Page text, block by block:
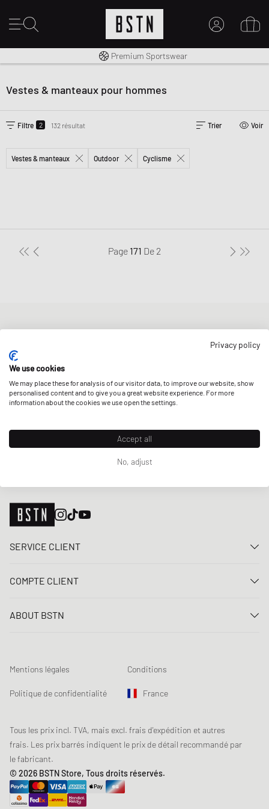
CRÉER UN COMPTE
Livraison gratuite dès 100€
Premium Sportswear
Vestes & manteaux pour hommes
Filtre 2 132 résultat Trier Voir
Vestes & manteaux Outdoor Cyclisme
Page 171 De 2
Bénéficiez d'une 5% remise de bienvenue et des Updates sur les
Raffles et les New Arrivals. Inscrivez-vous dès maintenant!
Adresse e-mail
INSCRIS-TOI
SERVICE CLIENT
FAQ
Loyalty Program
Sécurité des produits
COMPTE CLIENT
Créer un compte
Abonnement à la newsletter
Suivi des données
ABOUT BSTN
Chronicles
Sustainability
Réduction pour étudiants: Unidays
Réduction pour étudiants: Studentbeans
Réduction pour étudiants: EDiU
Mentions légales Conditions
Politique de confidentialité France
Tous les prix incl. TVA, mais excl. frais d'expédition et autres
frais. Les prix barrés indiquent le prix de détail recommandé par
le fabricant.
© 2026 BSTN Store, Tous droits réservés.
Privacy policy
We use cookies
We may place these for analysis of our visitor data, to improve our website, show
personalised content and to give you a great website experience. For more
information about the cookies we use open the settings.
Accept all
No, adjust